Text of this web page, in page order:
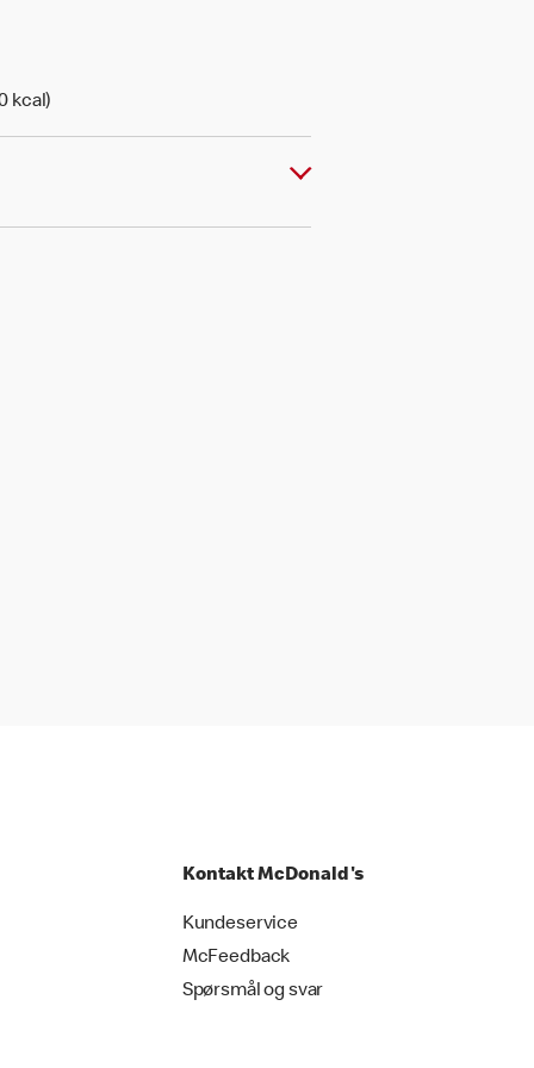
kcal)
Kontakt McDonald's
Kundeservice
McFeedback
Spørsmål og svar